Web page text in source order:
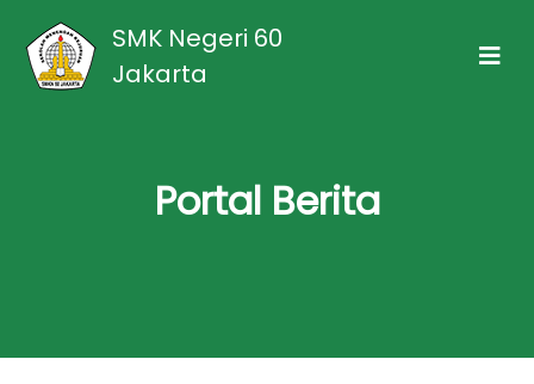
SMK Negeri 60
Jakarta
Portal Berita